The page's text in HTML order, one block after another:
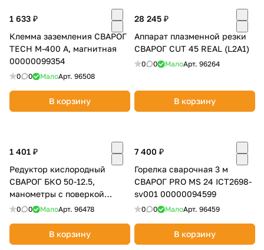
1 633 ₽
Клемма заземления СВАРОГ
TECH M-400 А, магнитная
00000099354
0 0 МалоАрт. 96508
В корзину
28 245 ₽
Аппарат плазменной резки
СВАРОГ CUT 45 REAL (L2A1)
0 0 МалоАрт. 96264
В корзину
1 401 ₽
Редуктор кислородный
СВАРОГ БКО 50-12.5,
манометры с поверкой
00000098848
0 0 МалоАрт. 96478
В корзину
7 400 ₽
Горелка сварочная 3 м
СВАРОГ PRO MS 24 ICT2698-
sv001 00000094599
0 0 МалоАрт. 96459
В корзину